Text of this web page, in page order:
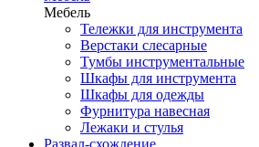
Мебель
Тележки для инструмента
Верстаки слесарные
Тумбы инструментальные
Шкафы для инструмента
Шкафы для одежды
Фурнитура навесная
Лежаки и стулья
Развал-схождение